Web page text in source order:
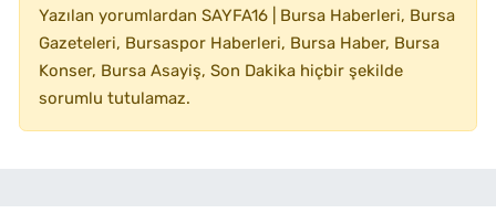
Yazılan yorumlardan SAYFA16 | Bursa Haberleri, Bursa
Gazeteleri, Bursaspor Haberleri, Bursa Haber, Bursa
Konser, Bursa Asayiş, Son Dakika hiçbir şekilde
sorumlu tutulamaz.